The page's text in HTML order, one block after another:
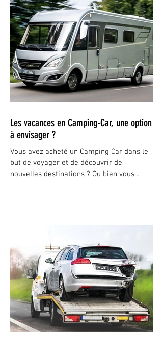
Les vacances en Camping-Car, une option
à envisager ?
Vous avez acheté un Camping Car dans le
but de voyager et de découvrir de
nouvelles destinations ? Ou bien vous